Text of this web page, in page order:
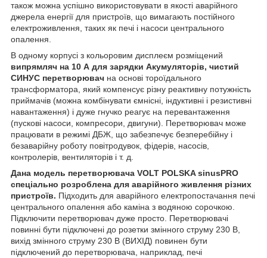
також можна успішно використовувати в якості аварійного
джерела енергії для пристроїв, що вимагають постійного
електроживлення, таких як печі і насоси центрального
опалення.
В одному корпусі з кольоровим дисплеєм розміщений
випрямляч на 10 А для зарядки Акумуляторів, чистий
СИНУС перетворювач на основі тороїдального
трансформатора, який компенсує різну реактивну потужність
приймачів (можна комбінувати ємнісні, індуктивні і резистивні
навантаження) і дуже гнучко реагує на перевантаження
(пускові насоси, компресори, двигуни). Перетворювач може
працювати в режимі ДБЖ, що забезпечує безперебійну і
безаварійну роботу повітродувок, фідерів, насосів,
контролерів, вентиляторів і т. д.
Дана модель перетворювача VOLT POLSKA sinusPRO
спеціально розроблена для аварійного живлення різних
пристроїв. Підходить для аварійного електропостачання печі
центрального опалення або каміна з водяною сорочкою.
Підключити перетворювач дуже просто. Перетворювачі
повинні бути підключені до розетки змінного струму 230 В,
вихід змінного струму 230 В (ВИХІД) повинен бути
підключений до перетворювача, наприклад, печі